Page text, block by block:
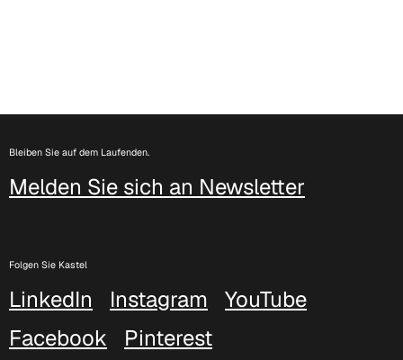
Bleiben Sie auf dem Laufenden.
Melden Sie sich an Newsletter
Folgen Sie Kastel
LinkedIn Instagram
YouTube
Facebook
Pinterest